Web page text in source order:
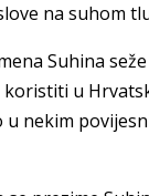
na suhom
Suhina
koristiti u
u nekim